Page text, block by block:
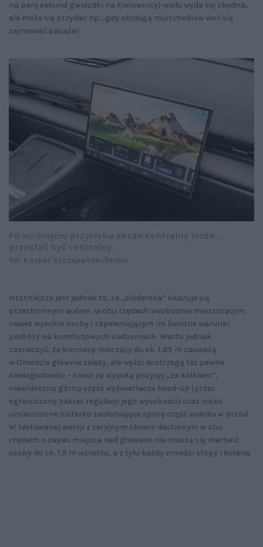
na parę sekund gwiazdki na kierownicy) wielu wyda się zbędna,
ale może się przydać np., gdy obsługą multimediów woli się
zajmować pasażer.
Istotniejsze jest jednak to, że „siódemka” okazuje się
przestronnym autem, w obu rzędach swobodnie mieszczącym
nawet wysokie osoby i zapewniającym im świetne warunki
podróży na komfortowych siedzeniach. Warto jednak
zaznaczyć, że kierowcy mierzący do ok. 1,85 m zauważą
w Omodzie głównie zalety, ale wyżsi dostrzegą też pewne
niedogodności – nieco za wysoką pozycję „za kółkiem”,
niewidoczną górną część wyświetlacza head-up (przez
ograniczony zakres regulacji jego wysokości) oraz nisko
umieszczone lusterko zasłaniające sporą część widoku w przód.
W testowanej wersji z seryjnym oknem dachowym w obu
rzędach o zapas miejsca nad głowami nie muszą się martwić
osoby do ok. 1,9 m wzrostu, a z tyłu każdy zmieści stopy i kolana.